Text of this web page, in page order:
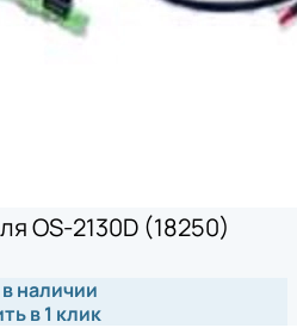
OS-2130D (18250)
наличии
в 1 клик